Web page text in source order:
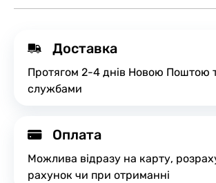
Доставка
Протягом 2-4 днів Новою Поштою
службами
Оплата
Можлива відразу на карту,
рахунок чи при отриманні